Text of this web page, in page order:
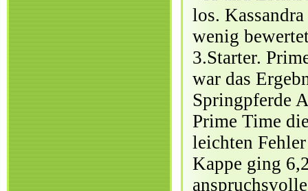
los.
wenig
3.Starter.
war das
Springpferde
Prime Time
leichten
Kappe ging